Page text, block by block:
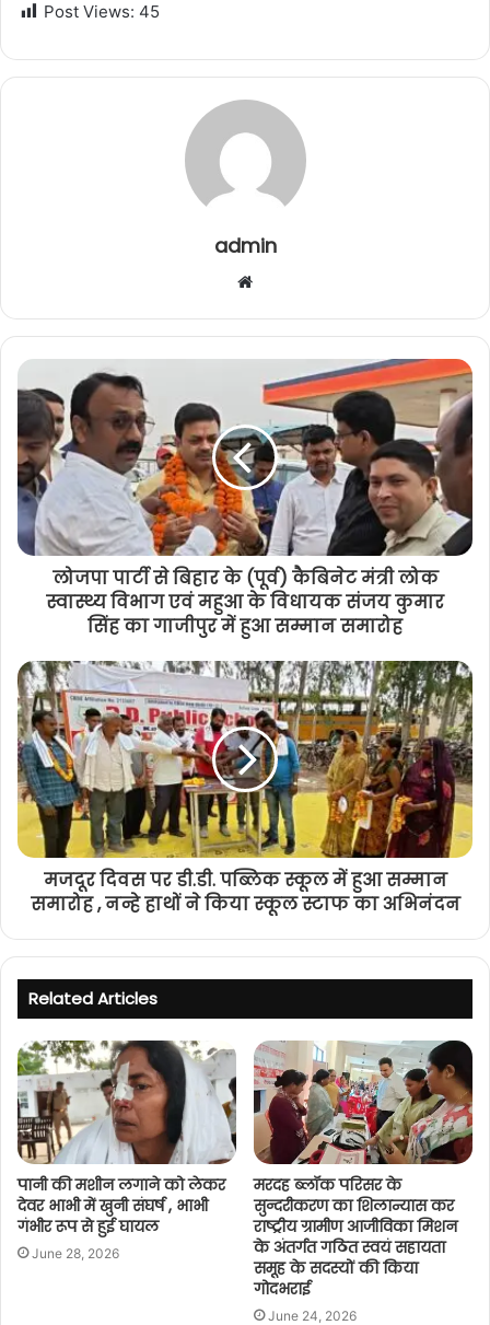
Post Views: 45
admin
b
s
e
लोजपा पार्टी से बिहार के (पूर्व) कैबिनेट मंत्री लोक
स्वास्थ्य विभाग एवं महुआ के विधायक संजय कुमार
सिंह का गाजीपुर में हुआ सम्मान समारोह
मजदूर दिवस पर डी.डी. पब्लिक स्कूल में हुआ सम्मान
समारोह , नन्हे हाथों ने किया स्कूल स्टाफ का अभिनंदन
Related Articles
पानी की मशीन लगाने को लेकर
देवर भाभी में खुनी संघर्ष , भाभी
गंभीर रूप से हुई घायल
June 28, 2026
मरदह ब्लॉक परिसर के
सुन्दरीकरण का शिलान्यास कर
राष्ट्रीय ग्रामीण आजीविका मिशन
के अंतर्गत गठित स्वयं सहायता
समूह के सदस्यों की किया
गोदभराई
June 24, 2026